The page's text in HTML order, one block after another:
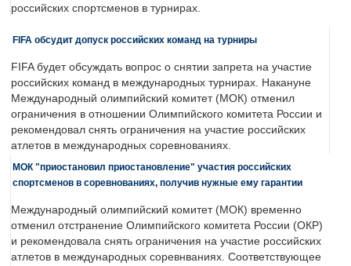
российских спортсменов в турнирах.
FIFA обсудит допуск российских команд на турниры
FIFA будет обсуждать вопрос о снятии запрета на участие
российских команд в международных турнирах. Накануне
Международный олимпийский комитет (МОК) отменил
ограничения в отношении Олимпийского комитета России и
рекомендовал снять ограничения на участие российских
атлетов в международных соревнованиях.
МОК "приостановил приостановление" участия российских
спортсменов в соревнованиях, получив нужные ему гарантии
Международный олимпийский комитет (МОК) временно
отменил отстранение Олимпийского комитета России (ОКР)
и рекомендовала снять ограничения на участие российских
атлетов в международных соревнваниях. Соответствующее